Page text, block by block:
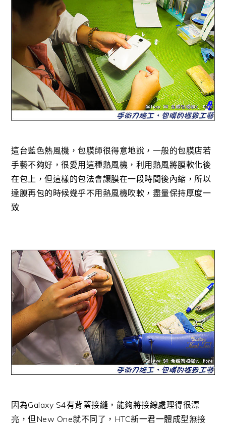
這台藍色熱風機，包膜師很得意地說，一般的包膜店若
手藝不夠好，很愛用這種熱風機，利用熱風將膜軟化後
在包上，但這樣的包法會讓膜在一段時間後內縮，所以
達膜再包的時候幾乎不用熱風機吹軟，盡量保持厚度一
致
因為Galaxy S4有背蓋接縫，能夠將接線處理得很漂
亮，但New One就不同了，HTC新一君一體成型無接